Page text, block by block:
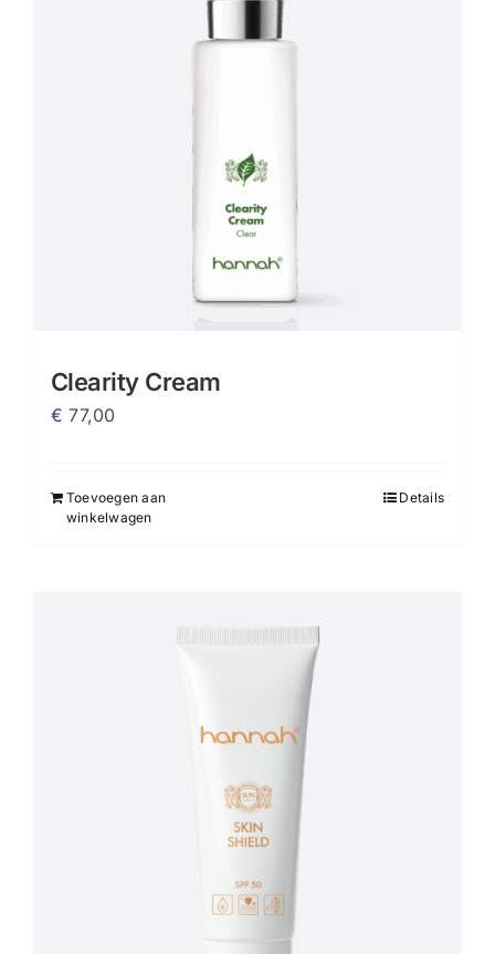
optie
kan
worden
productpagina
Clearity Cream
€ 77,00
Toevoegen aan
winkelwagen
Details